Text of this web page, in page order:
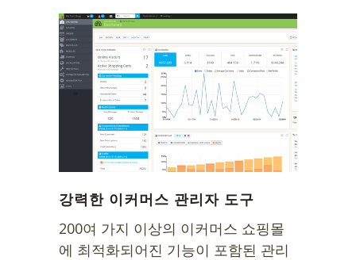
강력한 이커머스 관리자 도구
200여 가지 이상의 이커머스 쇼핑몰
에 최적화되어진 기능이 포함된 관리